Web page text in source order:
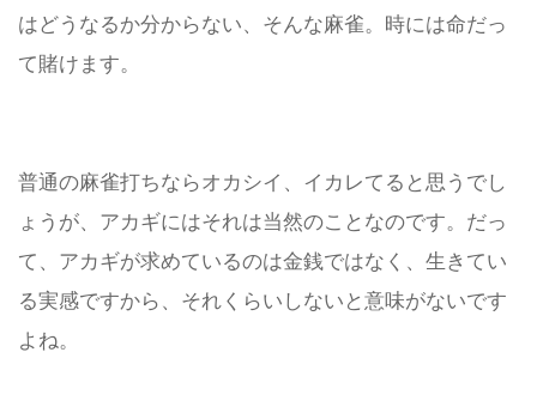
はどうなるか分からない、そんな麻雀。時には命だっ
て賭けます。
普通の麻雀打ちならオカシイ、イカレてると思うでし
ょうが、アカギにはそれは当然のことなのです。 だっ
て、アカギが求めているのは金銭ではなく、生きてい
る実感ですから、それくらいしないと意味がないです
よね。